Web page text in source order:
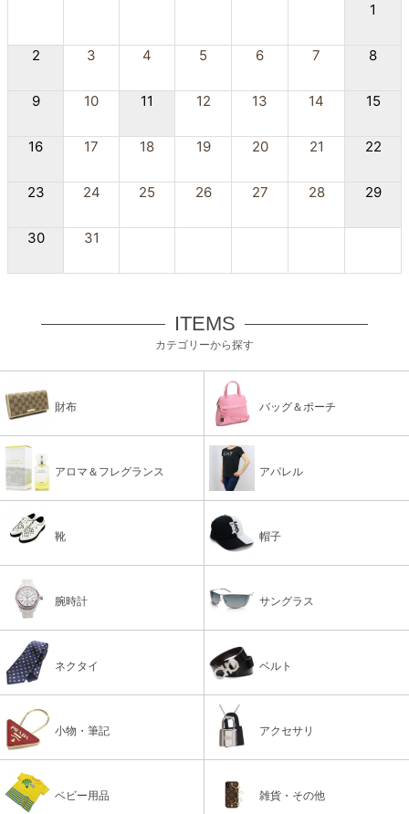
1
2 3 4 5 6 7 8
9 10 11 12 13 14 15
16 17 18 19 20 21 22
23 24 25 26 27 28 29
30 31
ITEMS
カテゴリーから探す
財布 バッグ＆ポーチ
アロマ＆フレグランス アパレル
靴 帽子
腕時計 サングラス
ネクタイ ベルト
小物・筆記 アクセサリ
ベビー用品 雑貨・その他